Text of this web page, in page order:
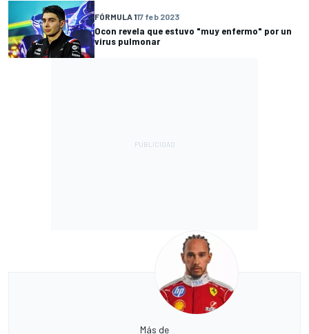
FÓRMULA 117 feb 2023
Ocon revela que estuvo "muy enfermo" por un
virus pulmonar
Más de